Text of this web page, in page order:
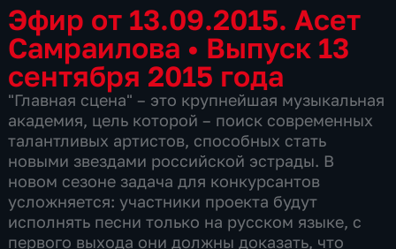
Эфир от 13.09.2015. Асет
Самраилова • Выпуск 13
сентября 2015 года
"Главная сцена" – это крупнейшая музыкальная
академия, цель которой – поиск современных
талантливых артистов, способных стать
новыми звездами российской эстрады. В
новом сезоне задача для конкурсантов
усложняется: участники проекта будут
исполнять песни только на русском языке, с
первого выхода они должны доказать, что